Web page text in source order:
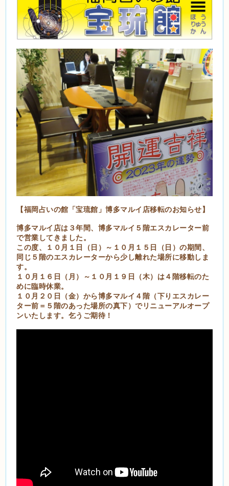
【福岡占いの館「宝琉館」博多マルイ店移転のお知らせ】
博多マルイ店は３年間、博多マルイ５階エスカレーター前
で営業してきました。
この度、１０月１日（日）～１０月１５日（日）の期間、
同じ５階のエスカレーターから少し離れた場所に移動しま
す。
１０月１６日（月）～１０月１９日（木）は４階移転のた
めに臨時休業。
１０月２０日（金）から博多マルイ４階（下りエスカレー
ター前＝５階のあった場所の真下）でリニューアルオープ
ンいたします。乞うご期待！